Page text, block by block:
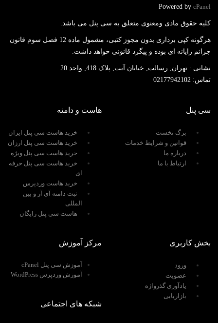
Powered by cPanel
کلیه حقوق مادی ومعنوی متعلق به سی پنل می باشد.
هرگونه کپی برداری بدون مجوز کتبی، مشمول ماده 12 فصل سوم قانون
جرائم رایانه ای بوده و پیگرد قانونی خواهد داشت.
نشانی : تهران, رسالت, خیابان آیت, پلاک 418, واحد 20
تماس:
سی پنل
برگ نخست
قوانین و شرایط خدمات
درباره ما
ارتباط با ما
هاست و دامنه
خرید هاست سی پنل ایران
خرید هاست سی پنل ارزان
خرید هاست سی پنل ویژه
خرید هاست سی پنل حرفه
ای
خرید هاست وردپرس
ثبت دامنه آی آر و بین
المللی
هاست سی پنل رایگان
بخش کاربری
ورود
عضویت
یادآوری گذرواژه
بازاریابی
مرکز آموزش
آموزش سی پنل cPanel
آموزش وردپرس WordPress
شبکه های اجتماعی